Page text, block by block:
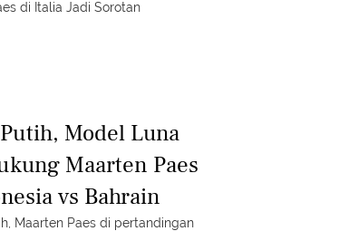
di Italia Jadi Sorotan
Model Luna
Maarten Paes
vs Bahrain
Maarten Paes di pertandingan